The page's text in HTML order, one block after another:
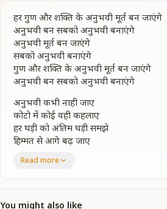
हर गुण और शक्ति के अनुभवी मूर्त बन जाएंगे
अनुभवी बन सबको अनुभवी बनाएंगे
अनुभवी मूर्त बन जाएंगे
सबको अनुभवी बनाएंगे
गुण और शक्ति के अनुभवी मूर्त बन जाएंगे
अनुभवी बन सबको अनुभवी बनाएंगे
अनुभवी कभी नाही जाए
कोटो में कोई वही कहलाए
हर घड़ी को अंतिम घड़ी समझे
हिम्मत से आगे बढ़ जाए
हर गुण और शक्ति के अनुभवी मूर्त बन जाएंगे
बाबा की यही आस
वारिस आए बाबा के पास
Read more
You might also like